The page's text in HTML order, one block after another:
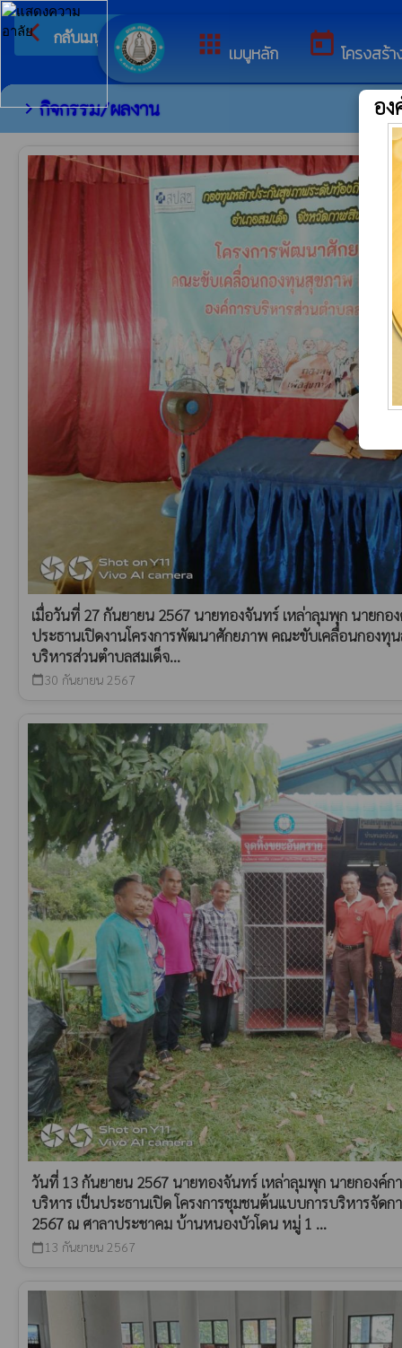
apps เมนูหลัก today โครงสร้
arrow_back_ios กลับเมนูหลัก ยินดีต้อนรับสู่เว็บไซต์
chevron_rightกิจกรรม/ผลงาน
เมื่อวันที่ 27 กันยายน 2567 นายทองจันทร์ เหล่าลุมพุก นายกอ
ประธานเปิดงานโครงการพัฒนาศักยภาพ คณะขับเคลื่อนกองทุ
บริหารส่วนตำบลสมเด็จ...
calendar_today 30 กันยายน 2567
วันที่ 13 กันยายน 2567 นายทองจันทร์ เหล่าลุมพุก นายกองค์
บริหาร เป็นประธานเปิด โครงการชุมชนต้นแบบการบริหารจัด
2567 ณ ศาลาประชาคม บ้านหนองบัวโดน หมู่ 1 ...
calendar_today 13 กันยายน 2567
อ